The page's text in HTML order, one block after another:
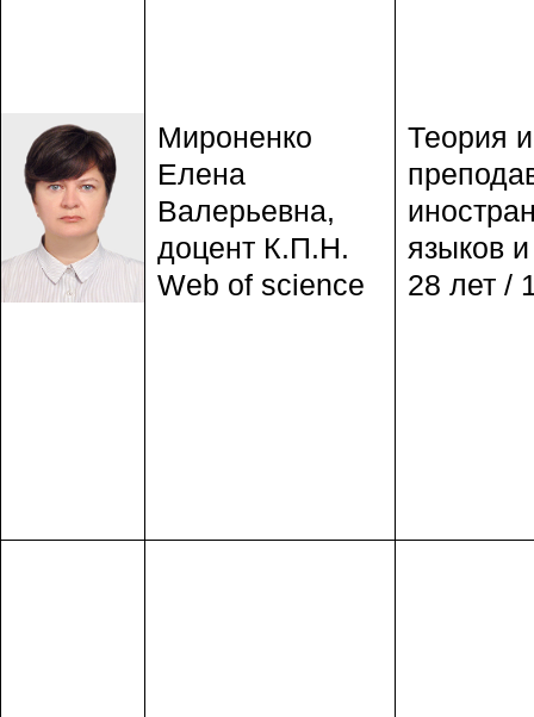
Мироненко
Елена
Валерьевна,
доцент К.П.Н.
Web of science
Теория
языков и
28 лет /